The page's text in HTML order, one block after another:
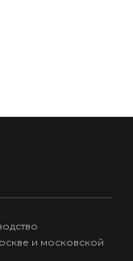
и московской